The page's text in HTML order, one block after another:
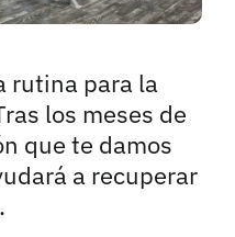
rutina para la
los meses de
que te damos
a recuperar